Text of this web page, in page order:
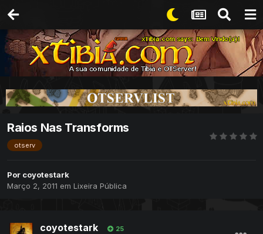
Raios Nas Transforms
otserv
Por coyotestark
Março 2, 2011 em Lixeira Pública
coyotestark 25